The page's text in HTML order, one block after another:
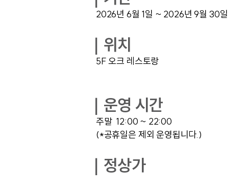
2026년 6월 1일 ~ 2026년 9월 30일
｜위치
5F 오크 레스토랑
｜운영 시간
주말 12:00 ~ 22:00
(*공휴일은 제외 운영됩니다.)
｜정상가